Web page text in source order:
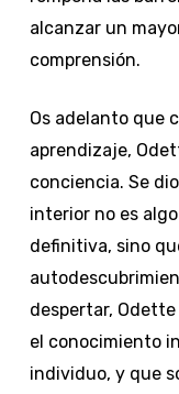
alcanzar un
comprensión.
Os adelanto que
aprendizaje,
conciencia. Se
interior no es
definitiva, sino
despertar,
el conocimiento
individuo, y que